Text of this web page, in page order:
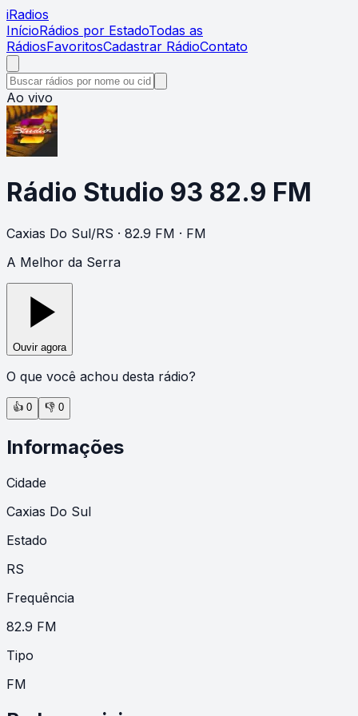
iRadios
InícioRádios por EstadoTodas as
RádiosFavoritosCadastrar RádioContato
Ao vivo
Rádio Studio 93 82.9 FM
Caxias Do Sul/RS · 82.9 FM · FM
A Melhor da Serra
Ouvir agora
O que você achou desta rádio?
👍 0 👎 0
Informações
Cidade
Caxias Do Sul
Estado
RS
Frequência
82.9 FM
Tipo
FM